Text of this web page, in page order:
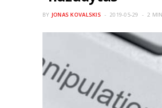
BY JONAS KOVALSKIS 2019-05-29 2